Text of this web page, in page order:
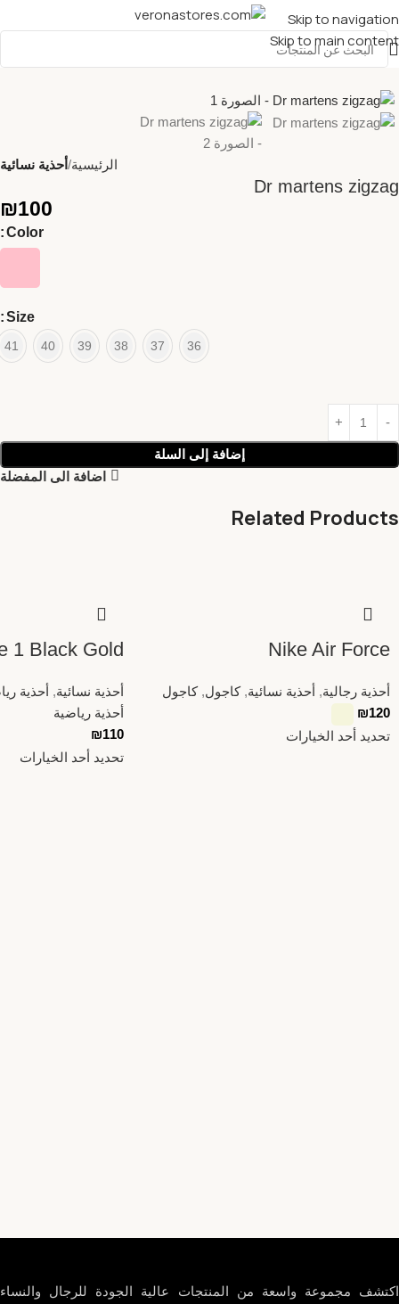
Skip to navigation
Skip to main content
الرئيسية أحذية نسائية
Dr martens zigzag
₪100
Color
Size
36
37
38
39
40
41
إضافة إلى السلة
اضافة الى المفضلة
Related Products
Nike Air Force
أحذية رجالية, أحذية نسائية,كاجول,كاجول
₪120
تحديد أحد الخيارات
1 Black Gold
أحذية نسائية, أحذية
أحذية رياضية
₪110
تحديد أحد الخيارات
اكتشف مجموعة واسعة من المنتجات عالية الجودة للرجال والنساء